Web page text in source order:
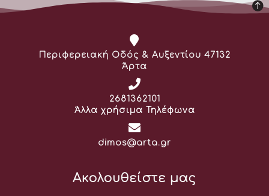
Διεύθυνση:
Περιφερειακή Οδός & Αυξεντίου 47132
Άρτα
Τηλέφωνο:
2681362101
Άλλα χρήσιμα Τηλέφωνα
Email:
dimos@arta.gr
Ακολουθείστε μας